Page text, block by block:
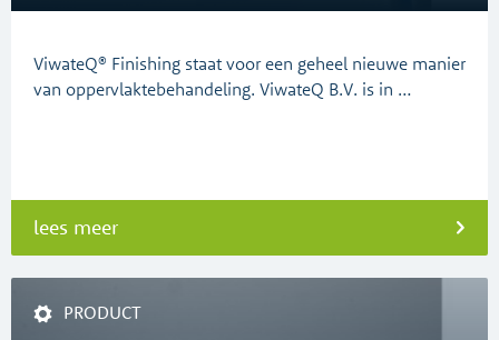
ViwateQ® Finishing staat voor een geheel nieuwe manier
van oppervlaktebehandeling. ViwateQ B.V. is in …
lees meer
PRODUCT